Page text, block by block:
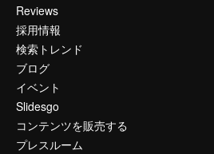
Reviews
採用情報
検索トレンド
ブログ
イベント
Slidesgo
コンテンツを販売する
プレスルーム